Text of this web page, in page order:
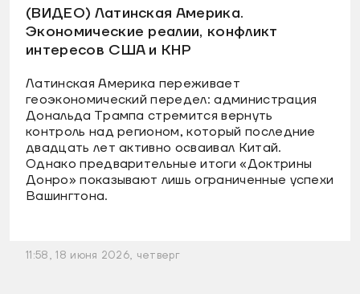
(ВИДЕО) Латинская Америка.
Экономические реалии, конфликт
интересов США и КНР
Латинская Америка переживает
геоэкономический передел: администрация
Дональда Трампа стремится вернуть
контроль над регионом, который последние
двадцать лет активно осваивал Китай.
Однако предварительные итоги «Доктрины
Донро» показывают лишь ограниченные успехи
Вашингтона.
11:58, 18 июня 2026, четверг